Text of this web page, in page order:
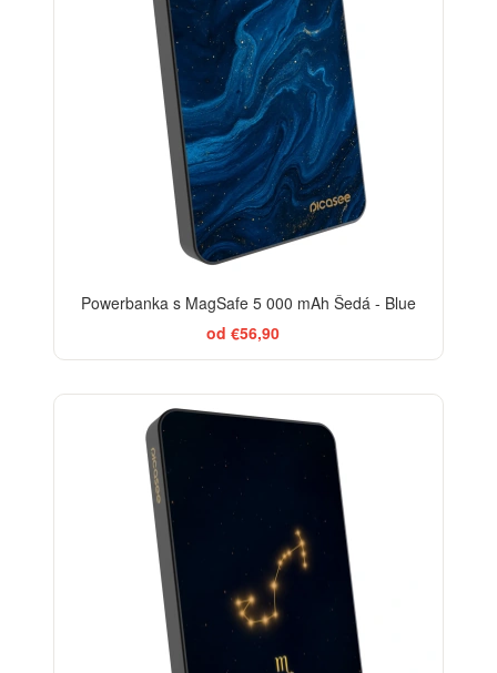
Powerbanka s MagSafe 5 000 mAh Šedá - Blue
od €56,90